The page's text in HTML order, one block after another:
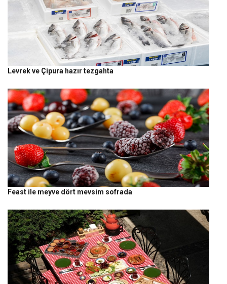
Levrek ve Çipura hazır tezgahta
Feast ile meyve dört mevsim sofrada